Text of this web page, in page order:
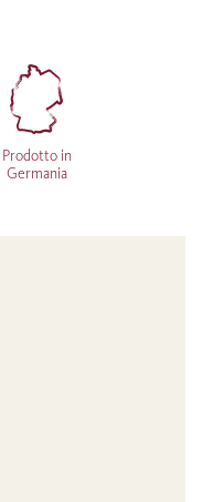
Prodotto in
Germania